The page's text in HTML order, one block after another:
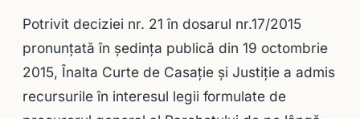
Potrivit deciziei nr. 21 în dosarul nr.17/2015
pronunţată în şedinţa publică din 19 octombrie
2015, Înalta Curte de Casaţie şi Justiţie a admis
recursurile în interesul legii formulate de